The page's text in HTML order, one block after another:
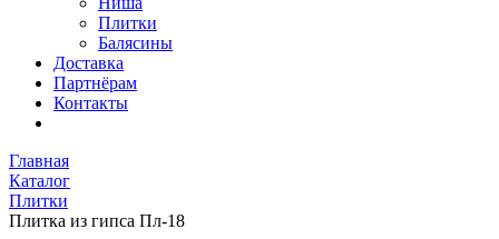
Плитки
Балясины
Доставка
Партнёрам
Контакты
Главная
Каталог
Плитки
Плитка из гипса Пл-18